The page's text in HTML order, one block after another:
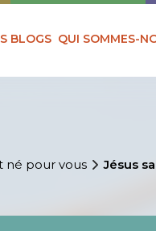
BLOGS QUI SOMMES-
né pour vous Jésus